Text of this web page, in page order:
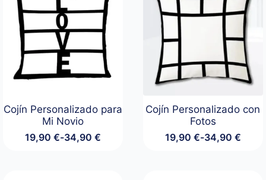
Cojín Personalizado para
Mi Novio
19,90€-34,90€
Rango
Cojín Personalizado con
Fotos
19,90 €-34,90 €
Rango